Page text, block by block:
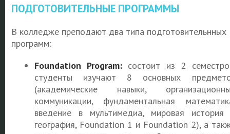
ПОДГОТОВИТЕЛЬНЫЕ ПРОГРАММЫ
В колледже преподают два типа подготовительнных
программ:
Foundation Program:состоит из 2
студенты изучают 8 основных
(академические навыки,
коммуникации, фундаментальная
введение в мультимедиа, мировая история
география, Foundation 1 и Foundation 2), а